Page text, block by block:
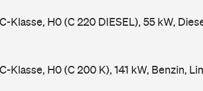
Klasse, H0 (C 220 DIESEL), 55 kW,
Klasse, H0 (C 200 K), 141 kW, Benzin,